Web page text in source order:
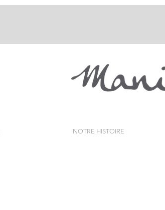
NOTRE HISTOIRE